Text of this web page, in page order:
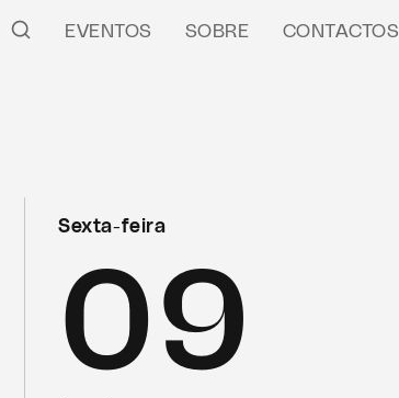
EVENTOS SOBRE CONTACTOS
Sexta-feira
09